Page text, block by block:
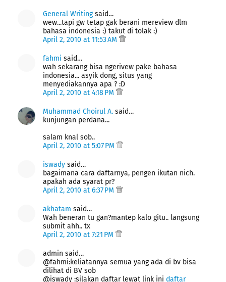
General Writingsaid…
wew...tapi gw tetap gak berani mereview dlm
bahasa indonesia :) takut di tolak :)
April 2, 2010 at 11:53 AM
fahmi said…
wah sekarang bisa ngerivew pake bahasa
indonesia... asyik dong, situs yang
menyediakannya apa ? :D
April 2, 2010 at 4:18 PM
Muhammad Choirul A. said…
kunjungan perdana...
salam knal sob..
April 2, 2010 at 5:07 PM
iswady said…
bagaimana cara daftarnya, pengen ikutan nich.
apakah ada syarat pr?
April 2, 2010 at 6:37 PM
akhatam said…
Wah beneran tu gan?mantep kalo gitu.. langsung
submit ahh.. tx
April 2, 2010 at 7:21 PM
admin said…
@fahmi:keliatannya semua yang ada di bv bisa
dilihat di BV sob
@iswady :silakan daftar lewat link ini daftar